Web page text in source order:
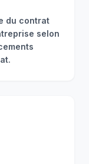
du contrat
selon